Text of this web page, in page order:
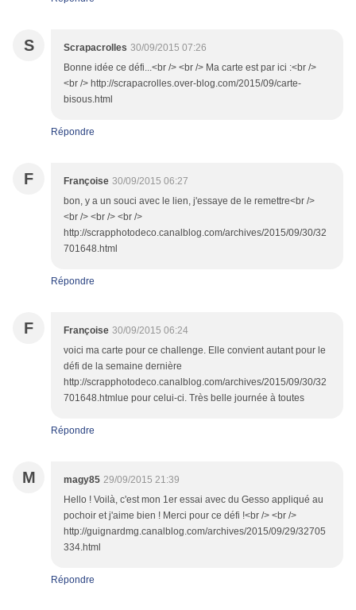
S Scrapacrolles 30/09/2015 07:26
Bonne idée ce défi...<br /> <br /> Ma carte est par ici :<br />
<br /> http://scrapacrolles.over-blog.com/2015/09/carte-
bisous.html
Répondre
F Françoise 30/09/2015 06:27
bon, y a un souci avec le lien, j'essaye de le remettre<br />
<br /> <br /> <br />
http://scrapphotodeco.canalblog.com/archives/2015/09/30/32
701648.html
Répondre
F Françoise 30/09/2015 06:24
voici ma carte pour ce challenge. Elle convient autant pour le
défi de la semaine dernière
http://scrapphotodeco.canalblog.com/archives/2015/09/30/32
701648.htmlue pour celui-ci. Très belle journée à toutes
Répondre
M magy85 29/09/2015 21:39
Hello ! Voilà, c'est mon 1er essai avec du Gesso appliqué au
pochoir et j'aime bien ! Merci pour ce défi !<br /> <br />
http://guignardmg.canalblog.com/archives/2015/09/29/32705
334.html
Répondre